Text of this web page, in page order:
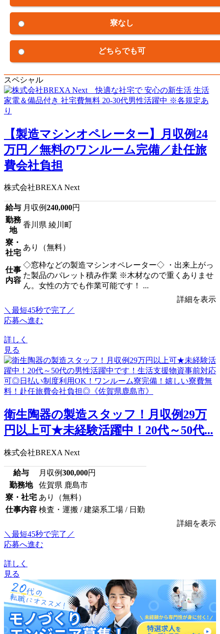
寮なし
どちらでも可
スペシャル
【製造マシンオペレーター】月収例24
万円／無料のワンルーム完備／赴任旅
費会社負担
株式会社BREXA Next
給与 月収例240,000円
勤務
地
香川県 綾川町
寮・
社宅
あり（無料）
仕事
内容
◇窓枠などの製造マシンオペレーター◇ ・出来上がっ
た製品のパレット積み作業 ※木材なので重くありませ
ん。女性の方でも作業可能です！ ...
詳細を表示
＼最短45秒で完了／
応募へ進む
詳しく
見る
衛生陶器の製造スタッフ！月収例29万
円以上可★未経験活躍中！20代～50代...
株式会社BREXA Next
給与 月収例300,000円
勤務地
佐賀県 鹿島市
寮・社宅 あり（無料）
仕事内容 検査・運搬 / 建築系工場 / 日勤
詳細を表示
＼最短45秒で完了／
応募へ進む
詳しく
見る